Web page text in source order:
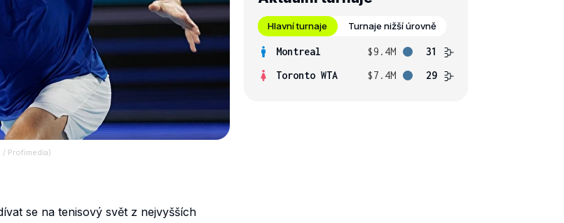
/ Profimedia)
se na tenisový svět z nejvyšších
Hlavní turnaje Turnaje nižší úrovně
Montreal $9.4M
31
Toronto WTA
$7.4M 29